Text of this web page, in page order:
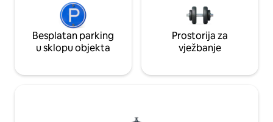
Besplatan parking
u sklopu objekta
Prostorija za
vježbanje